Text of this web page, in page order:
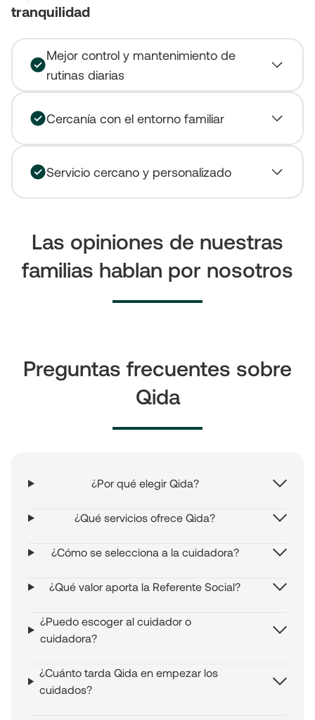
tranquilidad
Mejor control y mantenimiento de
rutinas diarias
Cercanía con el entorno familiar
Servicio cercano y personalizado
Las opiniones de nuestras
familias hablan por nosotros
Preguntas frecuentes sobre
Qida
¿Por qué elegir Qida?
¿Qué servicios ofrece Qida?
¿Cómo se selecciona a la cuidadora?
¿Qué valor aporta la Referente Social?
¿Puedo escoger al cuidador o
cuidadora?
¿Cuánto tarda Qida en empezar los
cuidados?